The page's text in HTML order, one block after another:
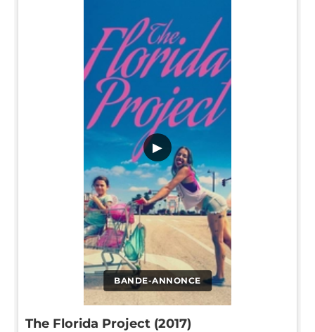
BANDE-ANNONCE
▶
The Florida Project (2017)